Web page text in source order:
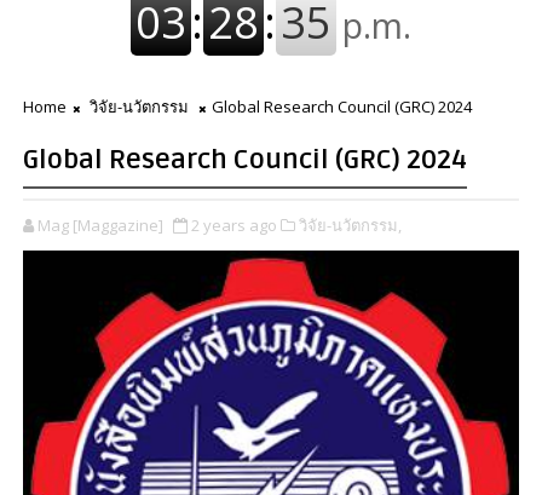
Home วิจัย-นวัตกรรม Global Research Council (GRC) 2024
Global Research Council (GRC) 2024
Mag [Maggazine] 2 years ago วิจัย-นวัตกรรม,